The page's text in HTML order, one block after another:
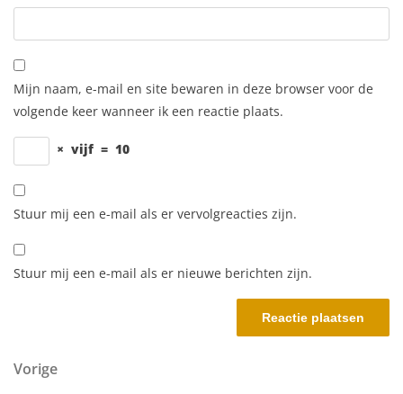
Mijn naam, e-mail en site bewaren in deze browser voor de
volgende keer wanneer ik een reactie plaats.
× vijf = 10
Stuur mij een e-mail als er vervolgreacties zijn.
Stuur mij een e-mail als er nieuwe berichten zijn.
Berichtnavigatie
Vorig bericht
Vorige